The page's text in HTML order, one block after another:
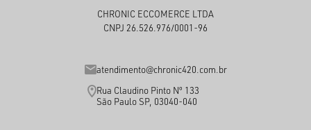
CHRONIC ECCOMERCE LTDA
CNPJ 26.526.976/0001-96
atendimento@chronic420.com.br
Rua Claudino Pinto Nº 133
São Paulo SP, 03040-040